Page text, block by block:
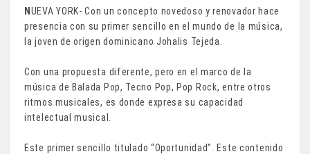
N UEVA YORK- Con un concepto novedoso y renovador hace
presencia con su primer sencillo en el mundo de la música,
la joven de origen dominicano Johalis Tejeda.
Con una propuesta diferente, pero en el marco de la
música de Balada Pop, Tecno Pop, Pop Rock, entre otros
ritmos musicales, es donde expresa su capacidad
intelectual musical.
Este primer sencillo titulado “Oportunidad”. Este contenido